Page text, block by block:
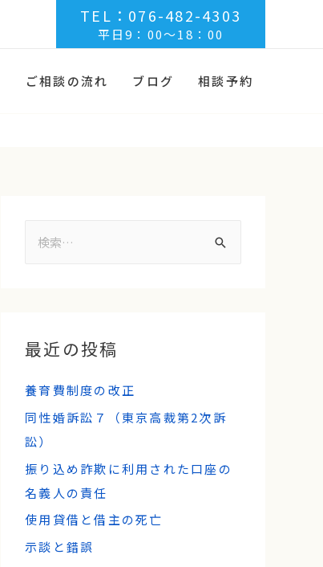
TEL：076-482-4303
平日9：00～18：00
ご相談の流れ ブログ 相談予約
最近の投稿
養育費制度の改正
同性婚訴訟７（東京高裁第2次訴
訟）
振り込め詐欺に利用された口座の
名義人の責任
使用貸借と借主の死亡
示談と錯誤